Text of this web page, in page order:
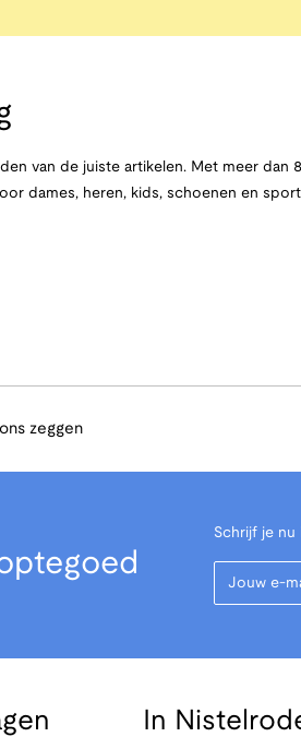
van de juiste artikelen. Met meer
dames, heren, kids, schoenen en
zeggen
Schrijf je nu
Your Email
In